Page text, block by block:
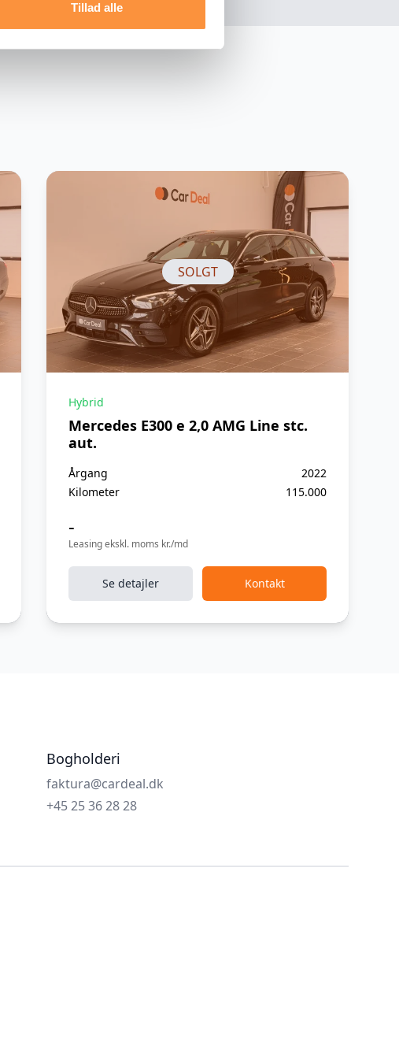
Tillad alle
SOLGT
Hybrid
Mercedes E300 e 2,0 AMG Line stc.
aut.
Årgang
2022
Kilometer
115.000
-
Leasing ekskl. moms kr./md
Se detajler Kontakt
Bogholderi
faktura@cardeal.dk
+45 25 36 28 28